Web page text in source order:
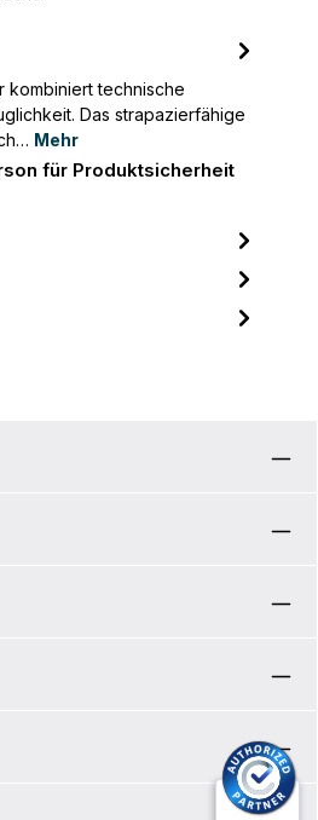
kombiniert technische
Das strapazierfähige
Mehr
für Produktsicherheit